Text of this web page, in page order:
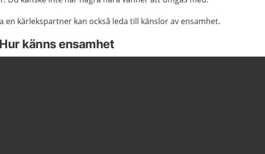
en kärlekspartner kan också leda till känslor av ensamhet.
känns ensamhet